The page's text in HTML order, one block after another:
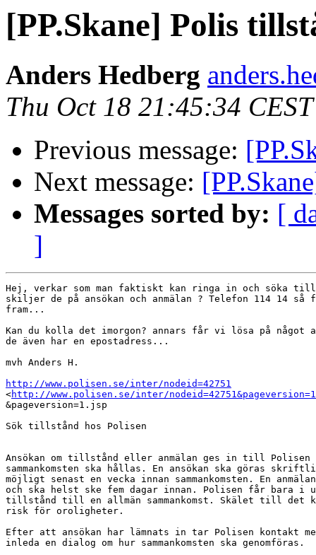
[PP.Skane] Polis
Anders Hedberg
Thu Oct 18 21:45:34
Previous message:
Next message:
Messages sorted by: [
]
Hej, verkar som man faktiskt kan ringa in och söka
skiljer de på ansökan och anmälan ? Telefon 114 14 så
fram...
Kan du kolla det imorgon? annars får vi lösa på något
de även har en epostadress...
mvh Anders H.
http://www.polisen.se/inter/nodeid=42751
<http://www.polisen.se/inter/
&pageversion=1.jsp
Sök tillstånd hos Polisen
Ansökan om tillstånd eller anmälan ges in till Polisen
sammankomsten ska hållas. En ansökan ska göras
möjligt senast en vecka innan sammankomsten. En
och ska helst ske fem dagar innan. Polisen får bara i
tillstånd till en allmän sammankomst. Skälet till det
risk för oroligheter.
Efter att ansökan har lämnats in tar Polisen kontakt
inleda en dialog om hur sammankomsten ska genomföras.